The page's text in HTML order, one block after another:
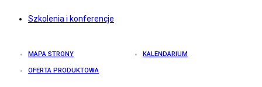
Szkolenia i konferencje
MAPA STRONY KALENDARIUM
OFERTA PRODUKTOWA